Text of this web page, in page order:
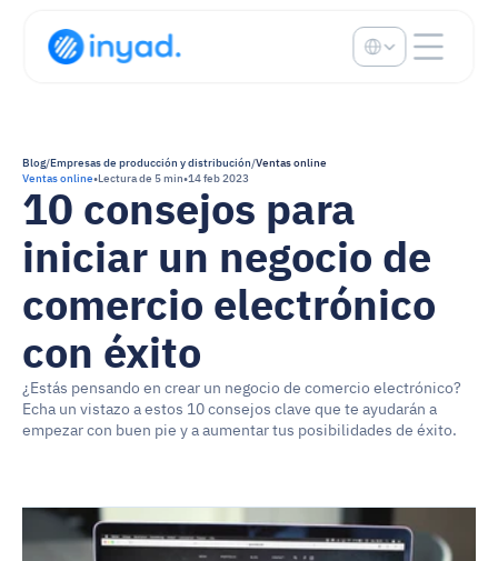
Blog/Empresas de producción y distribución/Ventas online
Ventas online•Lectura de 5 min•14 feb 2023
10 consejos para
iniciar un negocio de
comercio electrónico
con éxito
¿Estás pensando en crear un negocio de comercio electrónico?
Echa un vistazo a estos 10 consejos clave que te ayudarán a
empezar con buen pie y a aumentar tus posibilidades de éxito.
Select Language